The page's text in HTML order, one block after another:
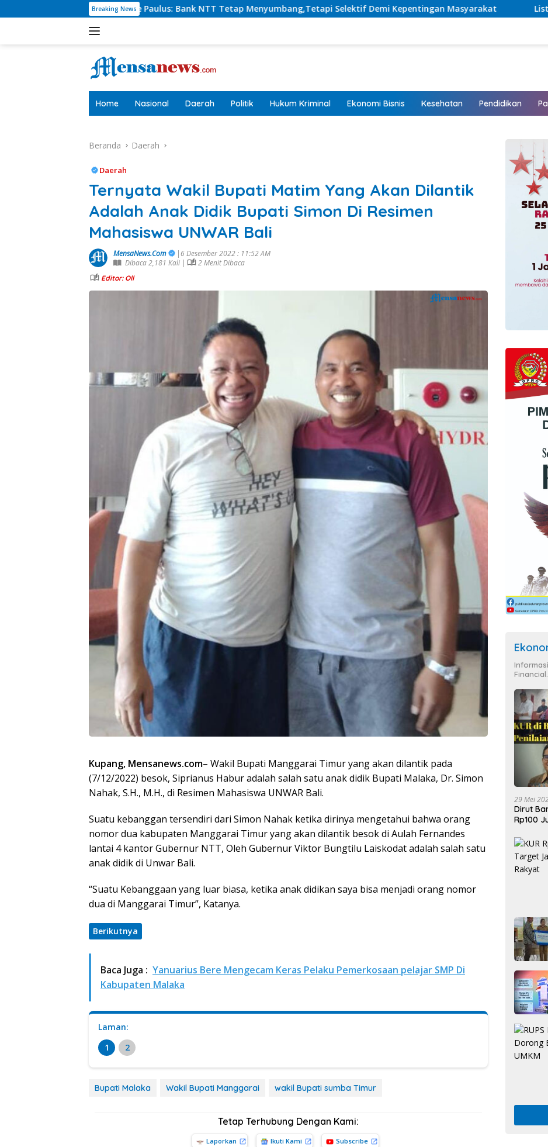
ke
Breaking News
Charlie Paulus: Bank NTT Tetap Menyumbang,Tetapi Selektif Demi Kepentingan Masyarakat Listrik Hadir, Harapan
Home Nasional Daerah Politik Hukum Kriminal Ekonomi Bisnis Kesehatan Pendidikan
Beranda Daerah
Daerah
Ternyata Wakil Bupati Matim Yang Akan Dilantik
Adalah Anak Didik Bupati Simon Di Resimen
Mahasiswa UNWAR Bali
MensaNews.Com
|6 Desember 2022 : 11:52 AM
Dibaca 2,181 Kali |
2 Menit Dibaca
Editor: Oll
Kupang, Mensanews.com– Wakil Bupati Manggarai Timur yang akan dilantik pada
(7/12/2022) besok, Siprianus Habur adalah salah satu anak didik Bupati Malaka, Dr. Simon
Nahak, S.H., M.H., di Resimen Mahasiswa UNWAR Bali.
Suatu kebanggan tersendiri dari Simon Nahak ketika dirinya mengetahui bahwa orang
nomor dua kabupaten Manggarai Timur yang akan dilantik besok di Aulah Fernandes
lantai 4 kantor Gubernur NTT, Oleh Gubernur Viktor Bungtilu Laiskodat adalah salah satu
anak didik di Unwar Bali.
“Suatu Kebanggaan yang luar biasa, ketika anak didikan saya bisa menjadi orang nomor
dua di Manggarai Timur”, Katanya.
Berikutnya
Baca Juga : Yanuarius Bere Mengecam Keras Pelaku Pemerkosaan pelajar SMP Di
Kabupaten Malaka
Laman:
1
2
Bupati Malaka Wakil Bupati Manggarai wakil Bupati sumba Timur
Tetap Terhubung Dengan Kami:
Laporkan Ikuti Kami Subscribe
Financial.
29 Mei
Dirut
Rp100